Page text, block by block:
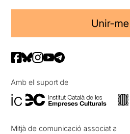
Unir-me
Amb el suport de
Mitjà de comunicació associat a